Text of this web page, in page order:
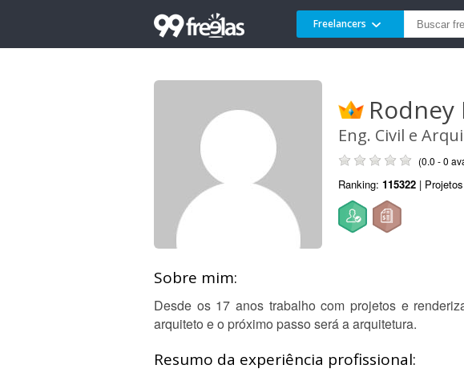
Freelancers
Rodney
Eng. Civil e
(0.0 - 0
Ranking: 115322 |
Sobre mim:
Desde os 17 anos trabalho com projetos e
arquiteto e o próximo passo será a arquitetura.
Resumo da experiência profissional: